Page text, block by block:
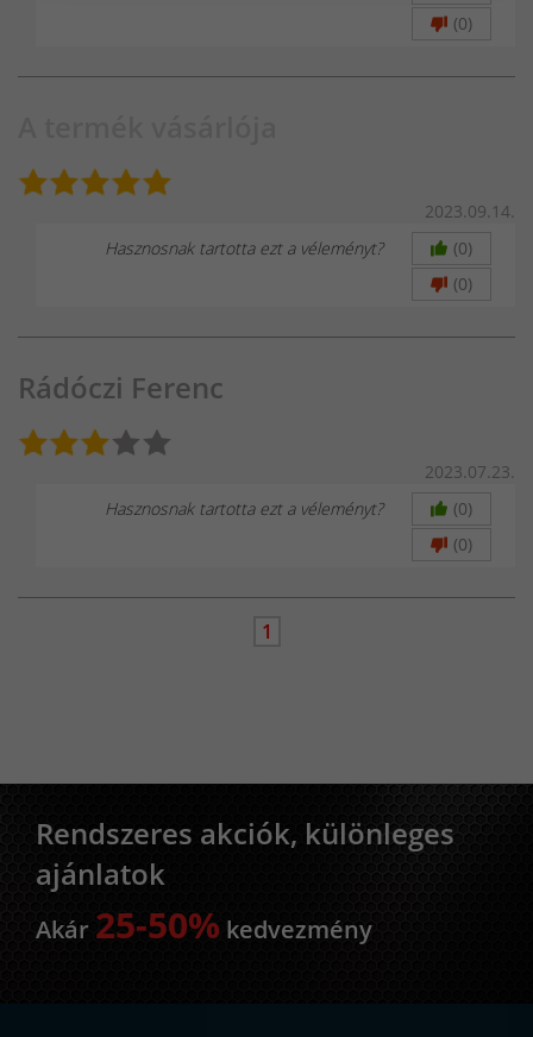
(0)
2023.09.14.
Hasznosnak tartotta ezt a véleményt?
(0)
(0)
Rádóczi Ferenc
2023.07.23.
Hasznosnak tartotta ezt a véleményt?
(0)
(0)
1
Rendszeres akciók, különleges
ajánlatok
Akár 25-50% kedvezmény